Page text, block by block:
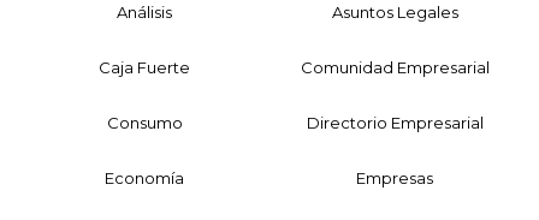
Análisis Asuntos Legales
Caja Fuerte Comunidad Empresarial
Consumo Directorio Empresarial
Economía Empresas